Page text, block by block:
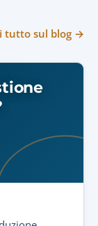
tutto sul blog →